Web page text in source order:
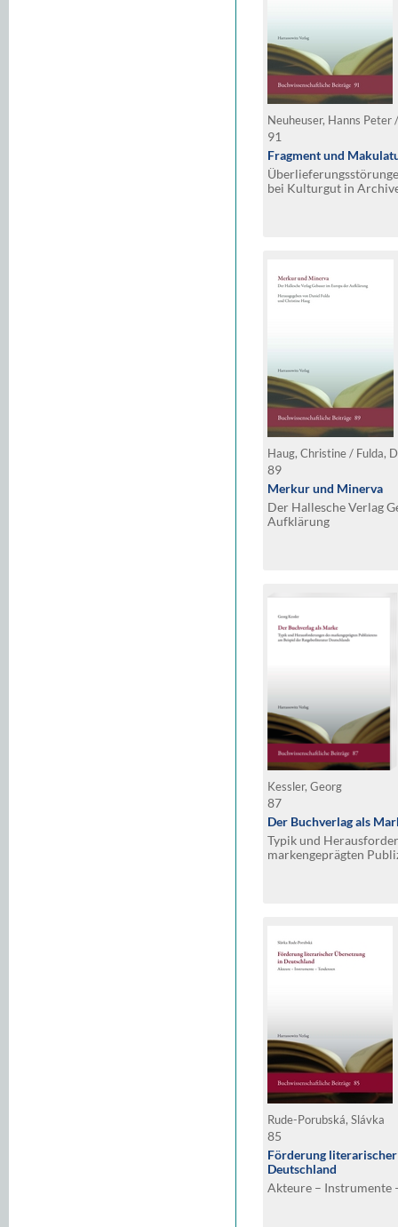
Neuheuser, Hanns
91
Fragment und
bei Kulturgut in
Haug, Christine / Fulda,
89
Merkur und Minerva
Der Hallesche Verlag
Aufklärung
Kessler, Georg
87
Der Buchverlag als
Typik und
markengeprägten
Rude-Porubská, Slávka
85
Förderung
Deutschland
Akteure – Instrumente